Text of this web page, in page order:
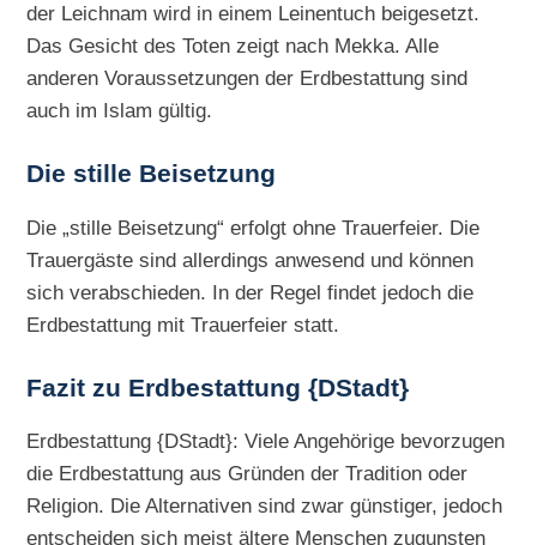
der Leichnam wird in einem Leinentuch beigesetzt.
Das Gesicht des Toten zeigt nach Mekka. Alle
anderen Voraussetzungen der Erdbestattung sind
auch im Islam gültig.
Die stille Beisetzung
Die „stille Beisetzung“ erfolgt ohne Trauerfeier. Die
Trauergäste sind allerdings anwesend und können
sich verabschieden. In der Regel findet jedoch die
Erdbestattung mit Trauerfeier statt.
Fazit zu Erdbestattung {DStadt}
Erdbestattung {DStadt}: Viele Angehörige bevorzugen
die Erdbestattung aus Gründen der Tradition oder
Religion. Die Alternativen sind zwar günstiger, jedoch
entscheiden sich meist ältere Menschen zugunsten